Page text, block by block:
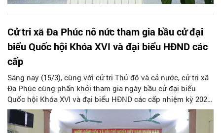
Cử tri xã Đa Phúc nô nức tham gia bầu cử đại
biểu Quốc hội Khóa XVI và đại biểu HĐND các
cấp
Sáng nay (15/3), cùng với cử tri Thủ đô và cả nước, cử tri xã
Đa Phúc cùng phấn khởi tham gia ngày bầu cử đại biểu
Quốc hội Khóa XVI và đại biểu HĐND các cấp nhiệm kỳ 2026
- 2031.